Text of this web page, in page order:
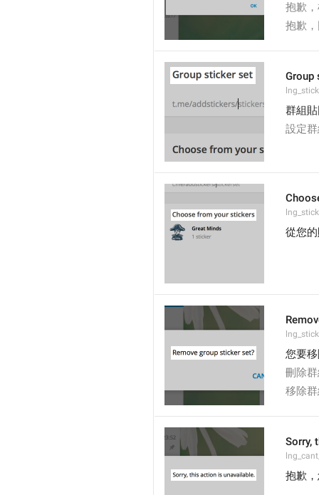
抱歉
抱歉
Group
群組
設定
從您
您要
刪除
移除
Sorry,
抱歉